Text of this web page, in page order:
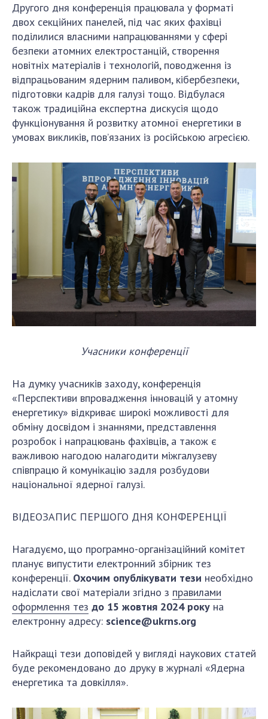
Другого дня конференція працювала у форматі
двох секційних панелей, під час яких фахівці
поділилися власними напрацюваннями у сфері
безпеки атомних електростанцій, створення
новітніх матеріалів і технологій, поводження із
відпрацьованим ядерним паливом, кібербезпеки,
підготовки кадрів для галузі тощо. Відбулася
також традиційна експертна дискусія щодо
функціонування й розвитку атомної енергетики в
умовах викликів, пов’язаних із російською агресією.
Учасники конференції
На думку учасників заходу, конференція
«Перспективи впровадження інновацій у атомну
енергетику» відкриває широкі можливості для
обміну досвідом і знаннями, представлення
розробок і напрацювань фахівців, а також є
важливою нагодою налагодити міжгалузеву
співпрацю й комунікацію задля розбудови
національної ядерної галузі.
ВІДЕОЗАПИС ПЕРШОГО ДНЯ КОНФЕРЕНЦІЇ
Нагадуємо, що програмно-організаційний комітет
планує випустити електронний збірник тез
конференції. Охочим опублікувати тези необхідно
надіслати свої матеріали згідно з правилами
оформлення тез до 15 жовтня 2024 року на
електронну адресу: science@ukrns.org
Найкращі тези доповідей у вигляді наукових статей
буде рекомендовано до друку в журналі «Ядерна
енергетика та довкілля».